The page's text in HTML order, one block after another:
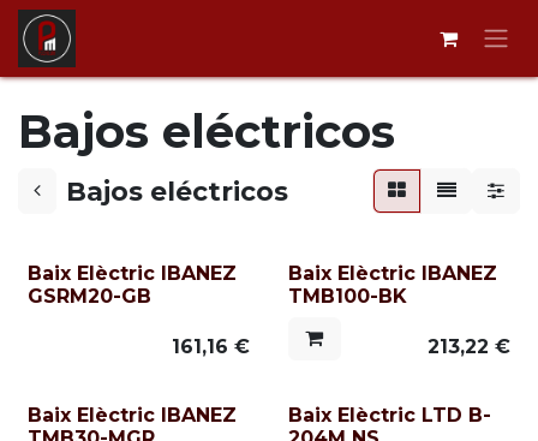
Ir al contenido
Bajos eléctricos
Bajos eléctricos
Baix Elèctric IBANEZ
GSRM20-GB
161,16 €
Baix Elèctric IBANEZ
TMB100-BK
213,22 €
Baix Elèctric IBANEZ
Baix Elèctric LTD B-